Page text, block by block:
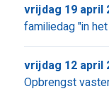
familiedag "in
vrijdag 19 april
Opbrengst
vrijdag 12 april